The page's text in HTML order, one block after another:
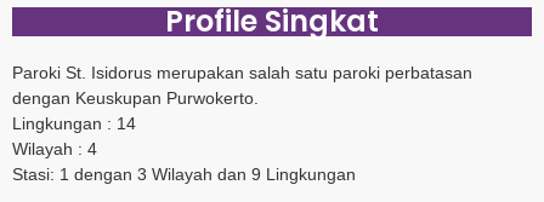
Profile Singkat
Paroki St. Isidorus merupakan salah satu paroki perbatasan
dengan Keuskupan Purwokerto.
Lingkungan : 14
Wilayah : 4
Stasi: 1 dengan 3 Wilayah dan 9 Lingkungan